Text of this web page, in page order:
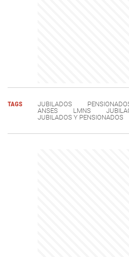
TAGS JUBILADOS
ANSES
LMNS
JUBILADOS Y PENSIONADOS